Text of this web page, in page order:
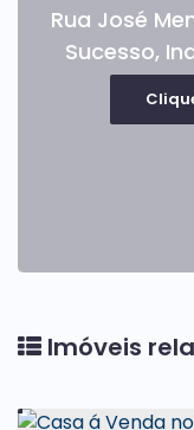
Rua José
Sucesso,
Imóveis